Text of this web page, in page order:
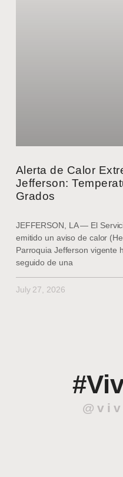
Alerta de Calor
Jefferson:
Grados
JEFFERSON, LA — El
emitido un aviso de calor
Parroquia Jefferson vigente
seguido de una
July 27, 2026